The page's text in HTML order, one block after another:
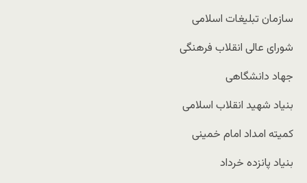
سازمان تبلیغات اسلامی
شورای عالی انقلاب فرهنگی
جهاد دانشگاهی
بنیاد شهید انقلاب اسلامی
کمیته امداد امام خمینی
بنیاد پانزده خرداد